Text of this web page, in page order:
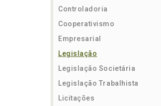
Controladoria
Cooperativismo
Empresarial
Legislação
Legislação Societária
Legislação Trabalhista
Licitações
TambémTambém